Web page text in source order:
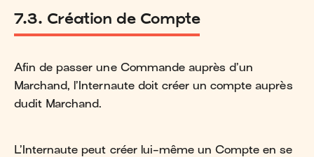
7.3. Création de Compte
Afin de passer une Commande auprès d’un
Marchand, l’Internaute doit créer un compte auprès
dudit Marchand.
L’Internaute peut créer lui-même un Compte en se